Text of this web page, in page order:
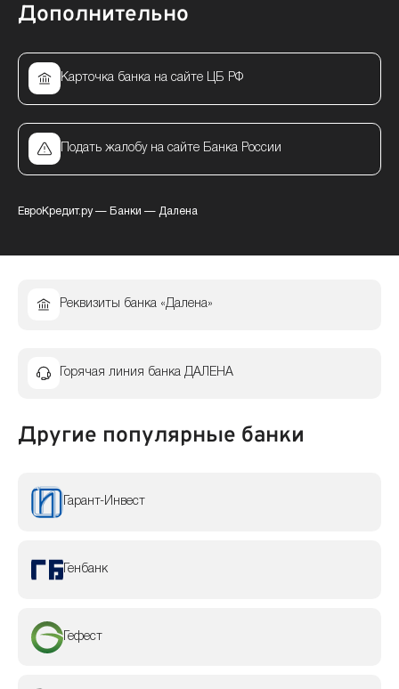
Дополнительно
Карточка банка на сайте ЦБ РФ
Подать жалобу на сайте Банка России
ЕвроКредит.ру— Банки — Далена
Реквизиты банка «Далена»
Горячая линия банка ДАЛЕНА
Другие популярные банки
Гарант-Инвест
Генбанк
Гефест